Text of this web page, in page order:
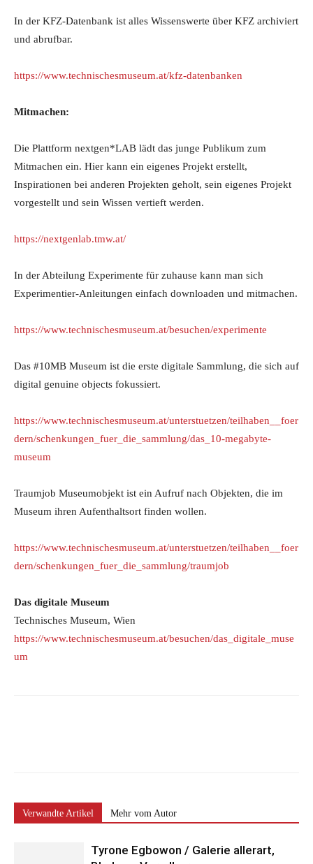
In der KFZ-Datenbank ist alles Wissenswerte über KFZ archiviert
und abrufbar.
https://www.technischesmuseum.at/kfz-datenbanken
Mitmachen:
Die Plattform nextgen*LAB lädt das junge Publikum zum
Mitmachen ein. Hier kann ein eigenes Projekt erstellt,
Inspirationen bei anderen Projekten geholt, sein eigenes Projekt
vorgestellt und sein Wissen vertieft werden.
https://nextgenlab.tmw.at/
In der Abteilung Experimente für zuhause kann man sich
Experimentier-Anleitungen einfach downloaden und mitmachen.
https://www.technischesmuseum.at/besuchen/experimente
Das #10MB Museum ist die erste digitale Sammlung, die sich auf
digital genuine objects fokussiert.
https://www.technischesmuseum.at/unterstuetzen/teilhaben__foer
dern/schenkungen_fuer_die_sammlung/das_10-megabyte-
museum
Traumjob Museumobjekt ist ein Aufruf nach Objekten, die im
Museum ihren Aufenthaltsort finden wollen.
https://www.technischesmuseum.at/unterstuetzen/teilhaben__foer
dern/schenkungen_fuer_die_sammlung/traumjob
Das digitale Museum
Technisches Museum, Wien
https://www.technischesmuseum.at/besuchen/das_digitale_muse
um
Verwandte Artikel Mehr vom Autor
Tyrone Egbowon / Galerie allerart,